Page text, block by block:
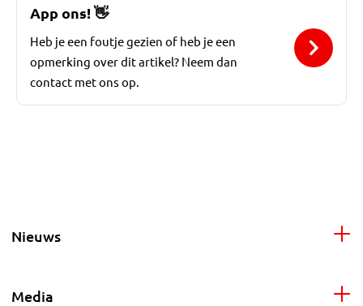
App ons!👋
Heb je een foutje gezien of heb je een
opmerking over dit artikel? Neem dan
contact met ons op.
Nieuws
Media